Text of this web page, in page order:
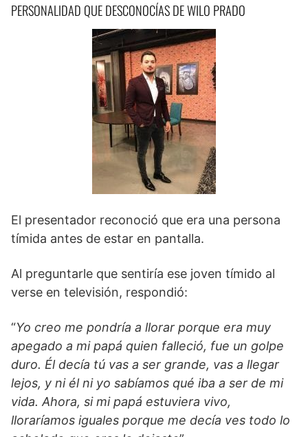
PERSONALIDAD QUE DESCONOCÍAS DE WILO PRADO
El presentador reconoció que era una persona
tímida antes de estar en pantalla.
Al preguntarle que sentiría ese joven tímido al
verse en televisión, respondió:
“Yo creo me pondría a llorar porque era muy
apegado a mi papá quien falleció, fue un golpe
duro. Él decía tú vas a ser grande, vas a llegar
lejos, y ni él ni yo sabíamos qué iba a ser de mi
vida. Ahora, si mi papá estuviera vivo,
lloraríamos iguales porque me decía ves todo lo